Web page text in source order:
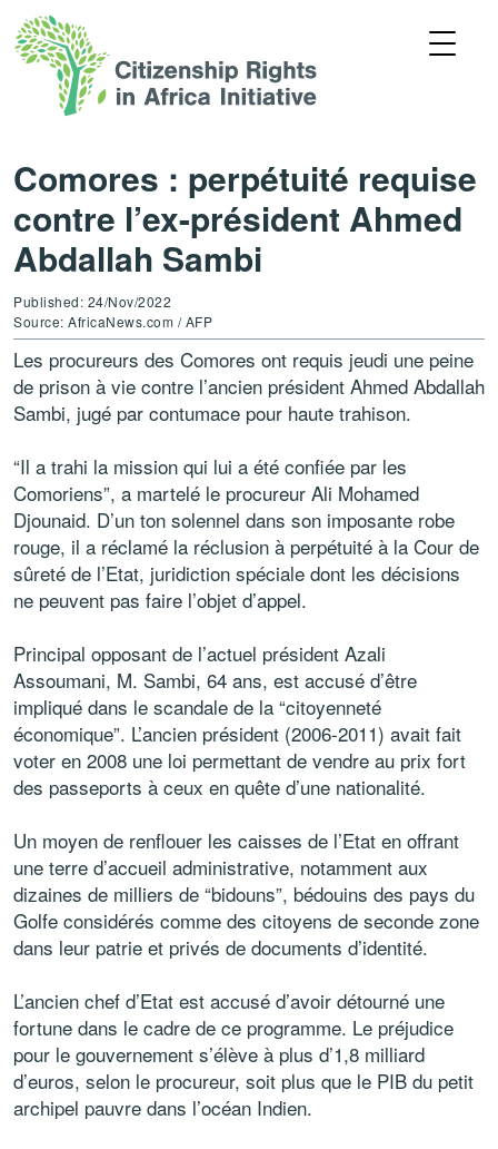
Comores : perpétuité requise
contre l’ex-président Ahmed
Abdallah Sambi
Published: 24/Nov/2022
Source: AfricaNews.com / AFP
Les procureurs des Comores ont requis jeudi une peine
de prison à vie contre l’ancien président Ahmed Abdallah
Sambi, jugé par contumace pour haute trahison.
“Il a trahi la mission qui lui a été confiée par les
Comoriens”, a martelé le procureur Ali Mohamed
Djounaid. D’un ton solennel dans son imposante robe
rouge, il a réclamé la réclusion à perpétuité à la Cour de
sûreté de l’Etat, juridiction spéciale dont les décisions
ne peuvent pas faire l’objet d’appel.
Principal opposant de l’actuel président Azali
Assoumani, M. Sambi, 64 ans, est accusé d’être
impliqué dans le scandale de la “citoyenneté
économique”. L’ancien président (2006-2011) avait fait
voter en 2008 une loi permettant de vendre au prix fort
des passeports à ceux en quête d’une nationalité.
Un moyen de renflouer les caisses de l’Etat en offrant
une terre d’accueil administrative, notamment aux
dizaines de milliers de “bidouns”, bédouins des pays du
Golfe considérés comme des citoyens de seconde zone
dans leur patrie et privés de documents d’identité.
L’ancien chef d’Etat est accusé d’avoir détourné une
fortune dans le cadre de ce programme. Le préjudice
pour le gouvernement s’élève à plus d’1,8 milliard
d’euros, selon le procureur, soit plus que le PIB du petit
archipel pauvre dans l’océan Indien.